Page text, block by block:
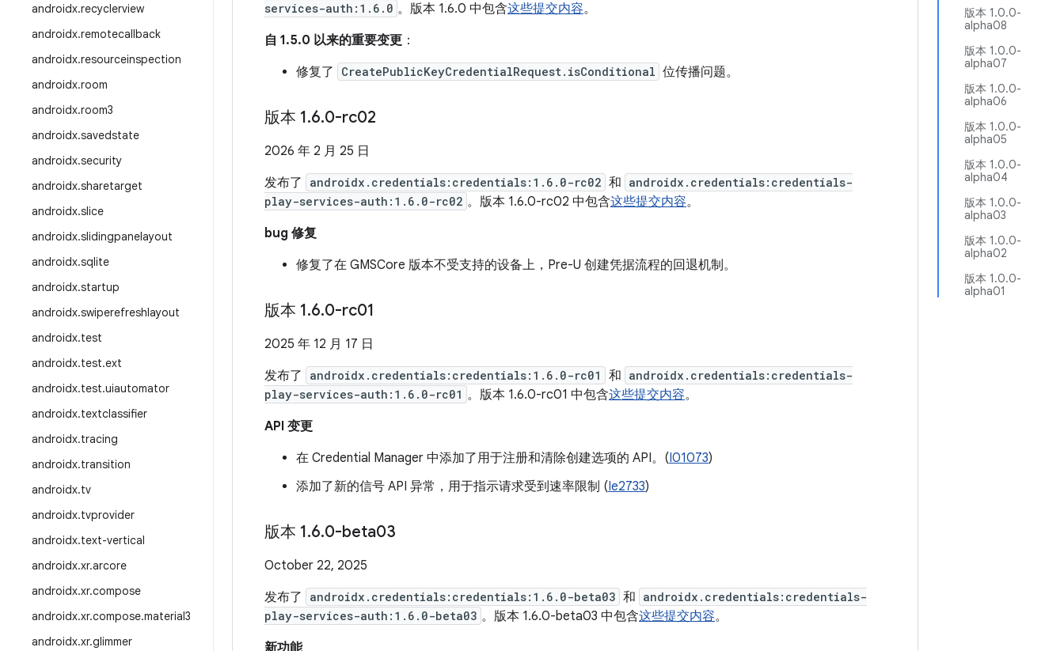
androidx.recyclerview
androidx.remotecallback
androidx.resourceinspection
androidx.room
androidx.room3
androidx.savedstate
androidx.security
androidx.sharetarget
androidx.slice
androidx.slidingpanelayout
androidx.sqlite
androidx.startup
androidx.swiperefreshlayout
androidx.test
androidx.test.ext
androidx.test.uiautomator
androidx.textclassifier
androidx.tracing
androidx.transition
androidx.tv
androidx.tvprovider
androidx.text-vertical
androidx.xr.arcore
androidx.xr.compose
androidx.xr.compose.material3
androidx.xr.glimmer
版本 1.0.0-
alpha08
版本 1.0.0-
alpha07
版本 1.0.0-
alpha06
版本 1.0.0-
alpha05
版本 1.0.0-
alpha04
版本 1.0.0-
alpha03
版本 1.0.0-
alpha02
版本 1.0.0-
alpha01
services-auth:1.6.0 。版本 1.6.0 中包含这些提交内容。
自 1.5.0 以来的重要变更 ：
修复了
CreatePublicKeyCredentialRequest.isConditional 位传播问题。
版本 1.6.0-rc02
2026 年 2 月 25 日
发布了
androidx.credentials:credentials:1.6.0-rc02 和 androidx.credentials:credentials-
play-services-auth:1.6.0-rc02 。版本 1.6.0-rc02 中包含这些提交内容。
bug 修复
修复了在 GMSCore 版本不受支持的设备上，Pre-U 创建凭据流程的回退机制。
版本 1.6.0-rc01
2025 年 12 月 17 日
发布了
androidx.credentials:credentials:1.6.0-rc01 和 androidx.credentials:credentials-
play-services-auth:1.6.0-rc01 。版本 1.6.0-rc01 中包含这些提交内容。
API 变更
在 Credential Manager 中添加了用于注册和清除创建选项的 API。(I01073)
添加了新的信号 API 异常，用于指示请求受到速率限制 (Ie2733)
版本 1.6.0-beta03
October 22, 2025
发布了
androidx.credentials:credentials:1.6.0-beta03 和 androidx.credentials:credentials-
play-services-auth:1.6.0-beta03 。版本 1.6.0-beta03 中包含这些提交内容。
新功能